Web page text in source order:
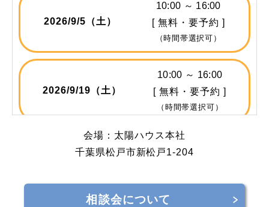
2026/9/5 （土）
10:00 ～ 16:00
[ 無料・要予約 ]
（時間帯選択可）
2026/9/19 （土）
10:00 ～ 16:00
[ 無料・要予約 ]
（時間帯選択可）
10/10（土）
会場：太陽ハウス本社
千葉県松戸市新松戸1-204
相談会について